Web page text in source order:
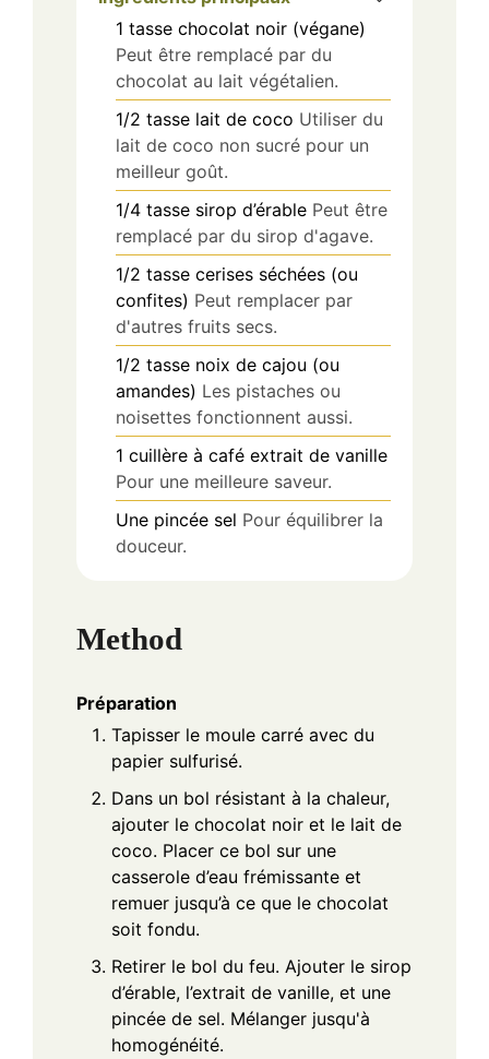
1 tasse chocolat noir (végane)
Peut être remplacé par du
chocolat au lait végétalien.
1/2 tasse lait de coco Utiliser du
lait de coco non sucré pour un
meilleur goût.
1/4 tasse sirop d’érable Peut être
remplacé par du sirop d'agave.
1/2 tasse cerises séchées (ou
confites) Peut remplacer par
d'autres fruits secs.
1/2 tasse noix de cajou (ou
amandes) Les pistaches ou
noisettes fonctionnent aussi.
1 cuillère à café extrait de vanille
Pour une meilleure saveur.
Une pincée sel Pour équilibrer la
douceur.
Method
Préparation
Tapisser le moule carré avec du
papier sulfurisé.
Dans un bol résistant à la chaleur,
ajouter le chocolat noir et le lait de
coco. Placer ce bol sur une
casserole d’eau frémissante et
remuer jusqu’à ce que le chocolat
soit fondu.
Retirer le bol du feu. Ajouter le sirop
d’érable, l’extrait de vanille, et une
pincée de sel. Mélanger jusqu'à
homogénéité.